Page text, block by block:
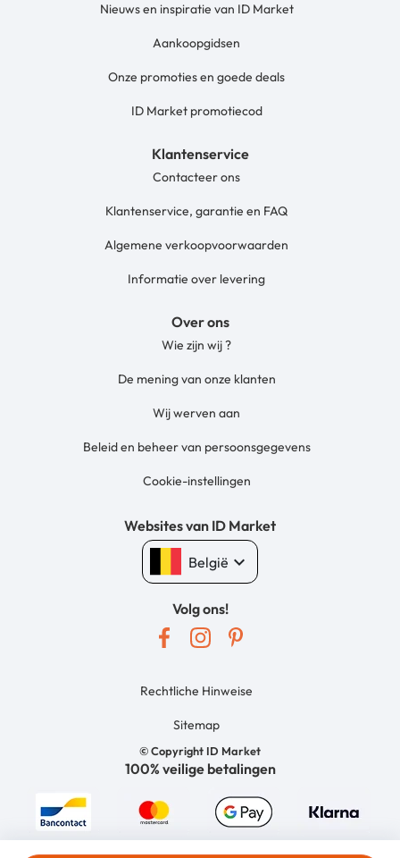
Nieuws en inspiratie van ID Market
Aankoopgidsen
Onze promoties en goede deals
ID Market promotiecod
Klantenservice
Contacteer ons
Klantenservice, garantie en FAQ
Algemene verkoopvoorwaarden
Informatie over levering
Over ons
Wie zijn wij ?
De mening van onze klanten
Wij werven aan
Beleid en beheer van persoonsgegevens
Cookie-instellingen
Websites van ID Market
België keyboard_arrow_down
Volg ons!
© Copyright ID Market
Rechtliche Hinweise
Sitemap
100% veilige betalingen